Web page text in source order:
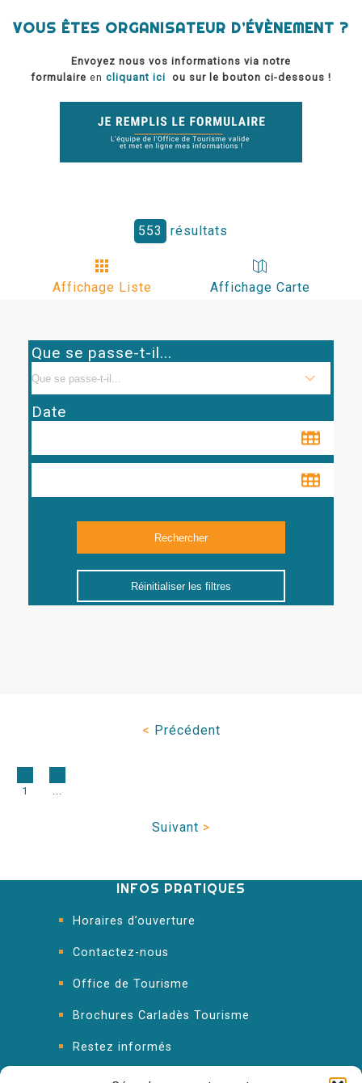
VOUS ÊTES ORGANISATEUR D’ÉVÈNEMENT ?
Envoyez nous vos informations via notre
formulaire en cliquant ici ou sur le bouton ci-dessous !
553 résultats
Affichage Liste Affichage Carte
Que se passe-t-il...
Date
Réinitialiser les filtres
< Précédent
1 ...
Suivant >
INFOS PRATIQUES
Horaires d’ouverture
Contactez-nous
Office de Tourisme
Brochures Carladès Tourisme
Restez informés
FAQ : les réponses à vos questions